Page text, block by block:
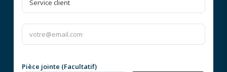
Pièce jointe (Facultatif)